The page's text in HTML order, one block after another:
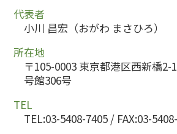
代表者
小川 昌宏（おがわ まさひろ）
所在地
〒105-0003 東京都港区西新橋2-
号館306号
TEL
TEL:03-5408-7405 / FAX:03-